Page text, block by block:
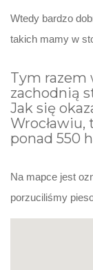
Wtedy bardzo
takich mamy w
Tym razem
zachodnią
Jak się
ponad 550
Na mapce jest
porzuciliśmy